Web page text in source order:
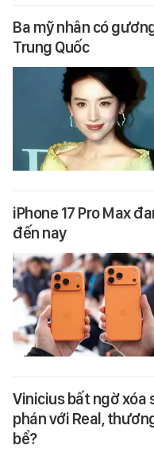
Ba mỹ nhân có
Trung Quốc
iPhone 17 Pro Max
đến nay
Vinicius bất ngờ xóa
phán với Real,
bể?